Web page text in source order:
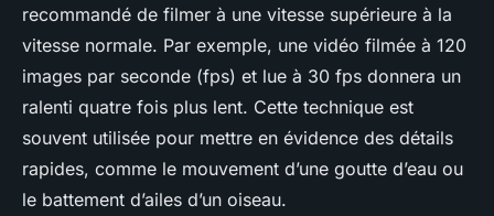
recommandé de filmer à une vitesse supérieure à la
vitesse normale. Par exemple, une vidéo filmée à 120
images par seconde (fps) et lue à 30 fps donnera un
ralenti quatre fois plus lent. Cette technique est
souvent utilisée pour mettre en évidence des détails
rapides, comme le mouvement d’une goutte d’eau ou
le battement d’ailes d’un oiseau.